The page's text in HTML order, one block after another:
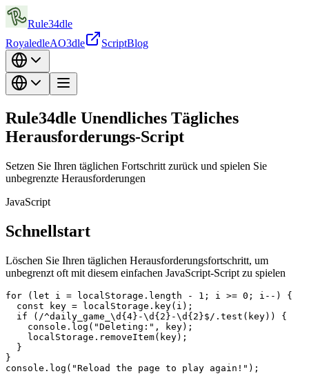
Rule34dle
RoyaledleAO3dle ScriptBlog
Rule34dle Unendliches Tägliches
Herausforderungs-Script
Setzen Sie Ihren täglichen Fortschritt zurück und spielen Sie
unbegrenzte Herausforderungen
JavaScript
Schnellstart
Löschen Sie Ihren täglichen Herausforderungsfortschritt, um
unbegrenzt oft mit diesem einfachen JavaScript-Script zu spielen
for (let i = localStorage.length - 1; i >= 0; i--) {
  const key = localStorage.key(i);
  if (/^daily_game_\d{4}-\d{2}-\d{2}$/.test(key)) {
    console.log("Deleting:", key);
    localStorage.removeItem(key);
  }
}
console.log("Reload the page to play again!");